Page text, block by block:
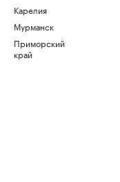
Карелия
Мурманск
Приморский
край